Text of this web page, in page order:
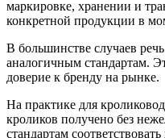
маркировке, хранении и
конкретной продукции в
В большинстве случаев
аналогичным стандартам.
доверие к бренду на рынке.
На практике для
кроликов получено без
стандартам